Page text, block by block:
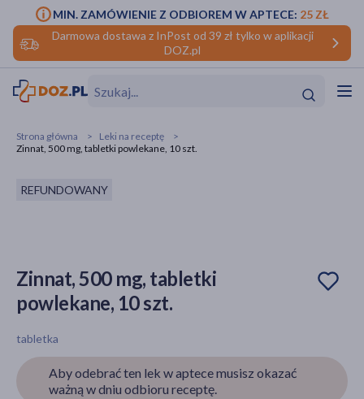
Darmowa dostawa z InPost od 39 zł tylko w aplikacji
DOZ.pl
MIN. ZAMÓWIENIE Z ODBIOREM W APTECE: 25 ZŁ
Hit
makijażu
Strona główna
Leki na receptę
Zinnat, 500 mg, tabletki powlekane, 10 szt.
REFUNDOWANY
Zinnat, 500 mg, tabletki
powlekane, 10 szt.
tabletka
Aby odebrać ten lek w aptece musisz okazać
ważną w dniu odbioru receptę.